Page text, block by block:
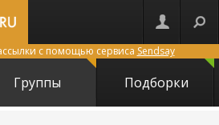
с помощью сервиса Sendsay
Группы Подборки